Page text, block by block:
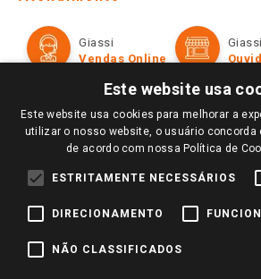
Televendas
Perguntas frequentes
Trabalhe Conosco
Identidade Visual
Formas de Pagamento
Políticas de entrega
Trocas e Devoluções
Giassi
Vendas Online
Giassi
Redes Sociais
Pagamento e Segurança
Este website usa
Este website usa cookies para melhorar a
utilizar o nosso website, o usuário
de acordo com nossa Política de
ESTRITAMENTE NECESSÁRIOS
DIRECIONAMENTO
NÃO CLASSIFICADOS